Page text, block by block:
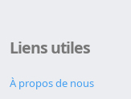
Liens utiles
À propos de nous